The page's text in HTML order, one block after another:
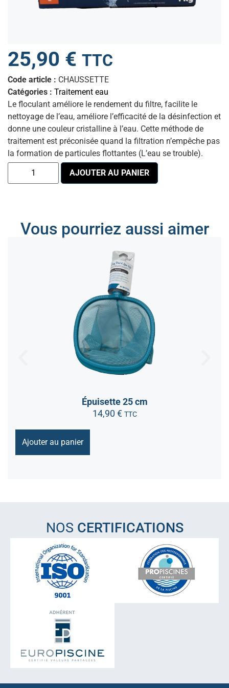
25,90 € TTC
Code article : CHAUSSETTE
Catégories : Traitement eau
Le floculant améliore le rendement du filtre, facilite le
nettoyage de l’eau, améliore l’efficacité de la désinfection et
donne une couleur cristalline à l’eau. Cette méthode de
traitement est préconisée quand la filtration n’empêche pas
la formation de particules flottantes (L’eau se trouble).
AJOUTER AU PANIER
Vous pourriez aussi aimer
Épuisette 25 cm
14,90 € TTC
Ajouter au panier
NOS CERTIFICATIONS